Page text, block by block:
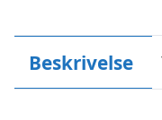
Beskrivelse